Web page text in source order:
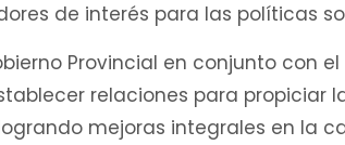
de interés para las políticas
Provincial en conjunto con
relaciones para propiciar
mejoras integrales en la